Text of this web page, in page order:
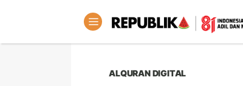
ALQURAN DIGITAL